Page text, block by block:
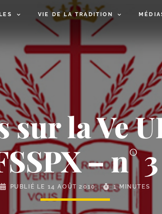
VIE DE LA TRADITION
sur la Ve
– n° 3
PUBLIÉ LE 14 AOÛT 2010 1 MINUTES